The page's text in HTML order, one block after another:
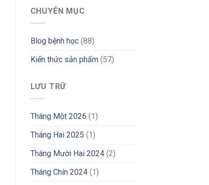
CHUYÊN MỤC
Blog bệnh học(88)
Kiến thức sản phẩm(57)
LƯU TRỮ
Tháng Một 2026 (1)
Tháng Hai 2025 (1)
Tháng Mười Hai 2024(2)
Tháng Chín 2024(1)